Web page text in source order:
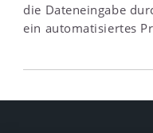
die Dateneingabe
ein automatisiertes